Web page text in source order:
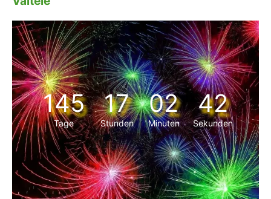
145
Tage
17
Stunden
02
Minuten
42
Sekunden